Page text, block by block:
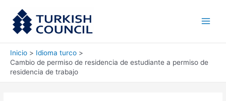
contenido
Inicio
Idioma turco
Cambio de permiso de residencia de estudiante a permiso de
residencia de trabajo